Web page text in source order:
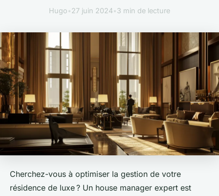
Hugo•27 juin 2024•3 min de lecture
Cherchez-vous à optimiser la gestion de votre
résidence de luxe ? Un house manager expert est